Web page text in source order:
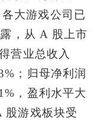
大游戏公司已
，从 A 股上市
营业总收入
；归母净利润
，盈利水平大
股游戏板块受